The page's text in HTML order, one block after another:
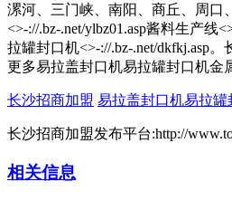
漯河、三门峡、南阳、商丘、周口
<>-://.bz-.net/ylbz01.asp酱料生产线
拉罐封口机<>-://.bz-.net/dkfkj.asp。
更多易拉盖封口机易拉罐封口机金
长沙招商加盟 易拉盖封口机易拉
长沙招商加盟发布平台:http://
相关信息